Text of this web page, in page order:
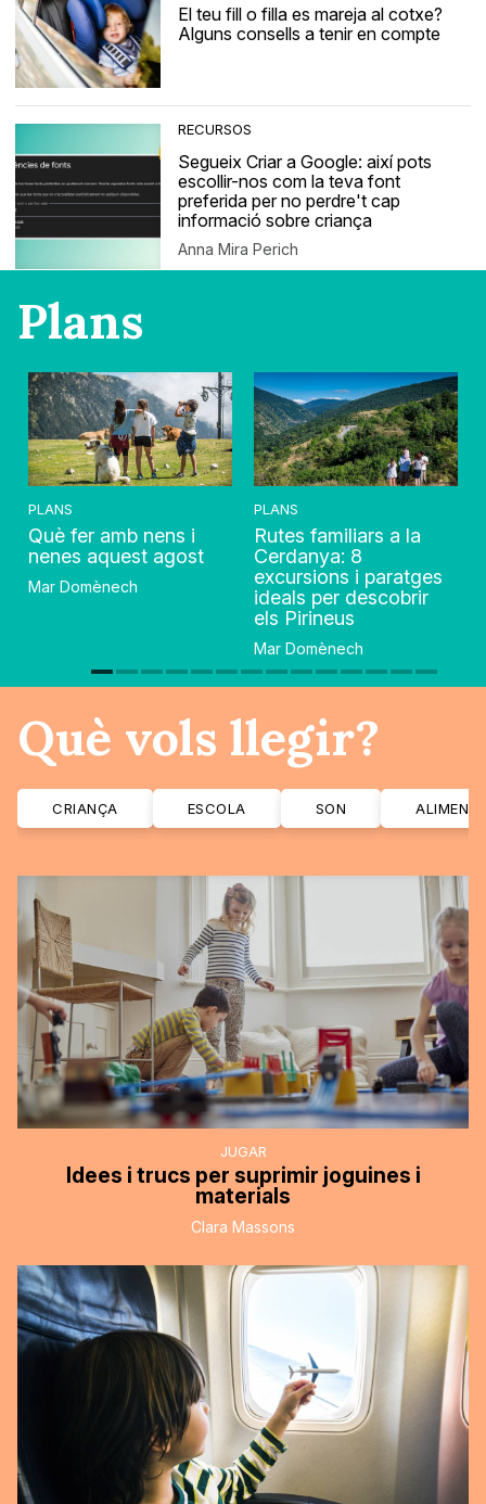
El teu fill o filla es mareja al cotxe?
Alguns consells a tenir en compte
RECURSOS
Segueix Criar a Google: així pots
escollir-nos com la teva font
preferida per no perdre't cap
informació sobre criança
Anna Mira Perich
Plans
PLANS
Què fer amb nens i
nenes aquest agost
Mar Domènech
PLANS
Rutes familiars a la
Cerdanya: 8
excursions i paratges
ideals per descobrir
els Pirineus
Mar Domènech
Què vols llegir?
CRIANÇA ESCOLA SON
JUGAR
Idees i trucs per suprimir joguines i
materials
Clara Massons